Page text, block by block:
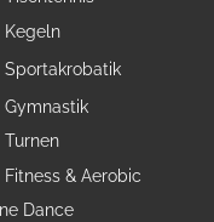
Kegeln
Sportakrobatik
Gymnastik
Turnen
Fitness & Aerobic
Dance